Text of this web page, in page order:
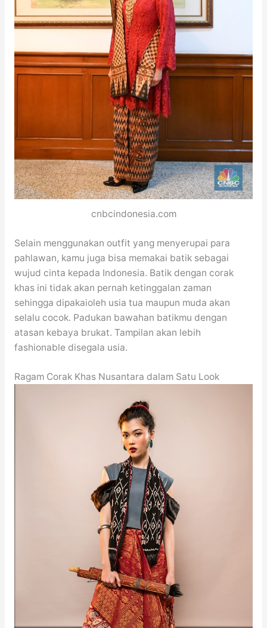
cnbcindonesia.com
Selain menggunakan outfit yang menyerupai para
pahlawan, kamu juga bisa memakai batik sebagai
wujud cinta kepada Indonesia. Batik dengan corak
khas ini tidak akan pernah ketinggalan zaman
sehingga dipakaioleh usia tua maupun muda akan
selalu cocok. Padukan bawahan batikmu dengan
atasan kebaya brukat. Tampilan akan lebih
fashionable disegala usia.
Ragam Corak Khas Nusantara dalam Satu Look